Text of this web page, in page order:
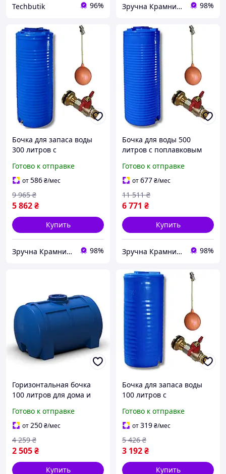
Techbutik 96% Зручна Крамниця 98%
Бочка для запаса воды
300 литров с
сливным краном
пищевой синий MK-18839
Готово к отправке
от586₴/мес
5 862₴
9 965 ₴
Купить
Зручна Крамниця 98%
Бочка для воды 500
литров с поплавковым
краном пищевая синяя
MK-18843
Готово к отправке
от677₴/мес
6 771 ₴
11 511 ₴
Купить
Зручна Крамниця 98%
Горизонтальная бочка
100 литров для дома и
MK-18867
Готово к отправке
от250₴/мес
2 505₴
4 259 ₴
Купить
Бочка для запаса воды
100 литров с
сливным краном
пищевая синяя PS-17398
Готово к отправке
от319₴/мес
3 192₴
5 426 ₴
Купить